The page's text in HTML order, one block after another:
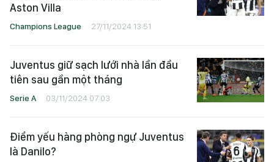
Aston Villa
Champions League 27/11/2024 13:51
Juventus giữ sạch lưới nhà lần đầu
tiên sau gần một tháng
Serie A 03/11/2024 07:03
Điểm yếu hàng phòng ngự Juventus
là Danilo?